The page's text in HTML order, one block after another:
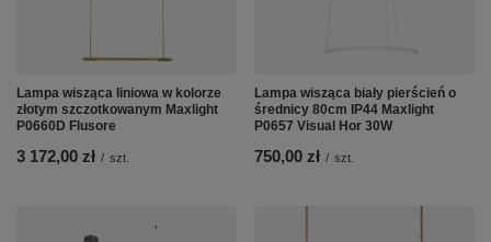
Lampa wisząca liniowa w kolorze
złotym szczotkowanym Maxlight
P0660D Flusore
3 172,00 zł / szt.
Lampa wisząca biały pierścień o
średnicy 80cm IP44 Maxlight
P0657 Visual Hor 30W
750,00 zł / szt.